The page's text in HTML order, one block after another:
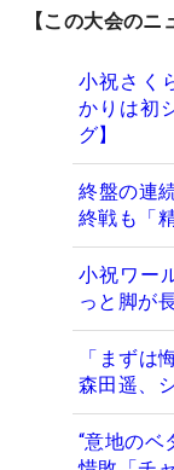
【この大会のニ
小祝さく
かりは初
グ】
終盤の連
終戦も「
小祝ワー
っと脚が
「まず
森田遥、
“意地の